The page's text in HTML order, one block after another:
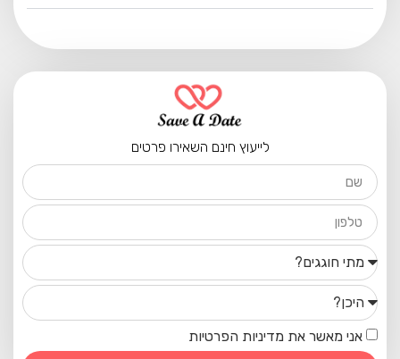
לייעוץ חינם השאירו פרטים
אני מאשר את מדיניות הפרטיות